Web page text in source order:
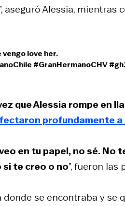
”, aseguró Alessia,
vengo love her.
#GranHermanoCHV
que Alessia rompe en
profundamente a
en tu papel, no sé.
si te creo o no”, fueron
se encontraba y se